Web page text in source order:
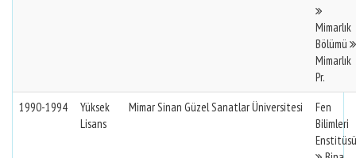
Mimarlık
Bölümü
Mimarlık
Pr.
1990-1994
Yüksek
Lisans
Mimar Sinan Güzel Sanatlar Üniversitesi
Fen
Bilimleri
Enstitüsü